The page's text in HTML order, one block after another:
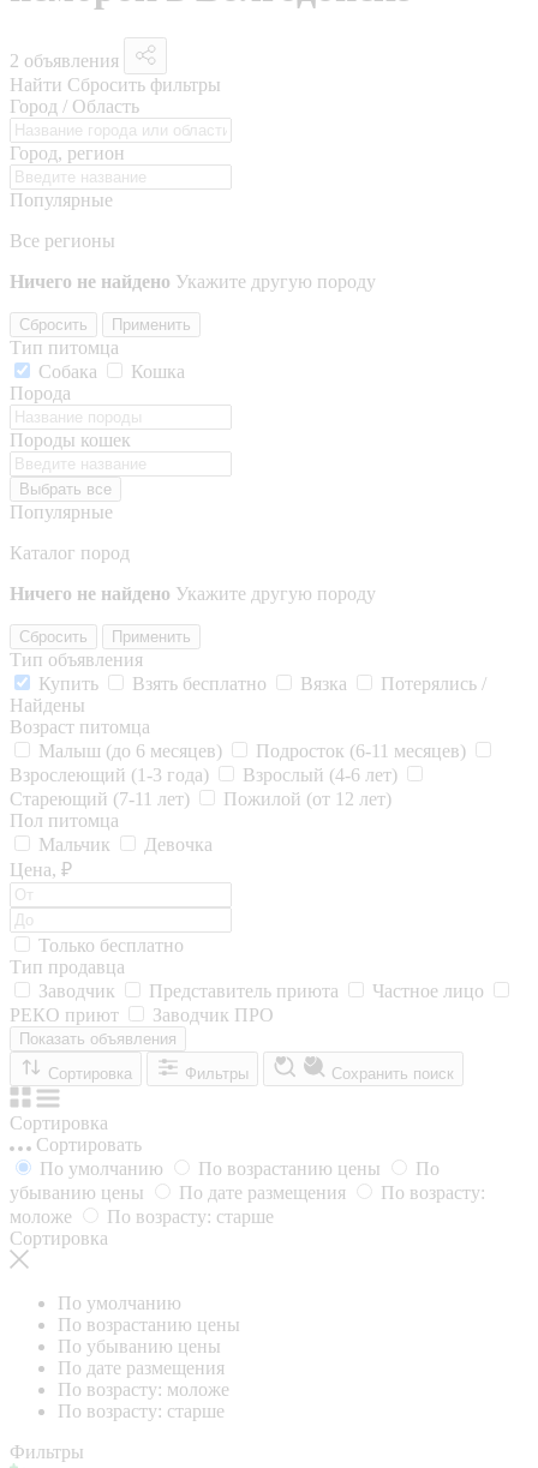
2 объявления
Найти Сбросить фильтры
Город / Область
Город, регион
Популярные
Все регионы
Ничего не найдено Укажите другую породу
Сбросить Применить
Тип питомца
Собака
Кошка
Порода
Породы кошек
Выбрать все
Популярные
Каталог пород
Ничего не найдено Укажите другую породу
Сбросить Применить
Тип объявления
Купить
Взять бесплатно Вязка
Потерялись /
Найдены
Возраст питомца
Малыш (до 6 месяцев)
Подросток (6-11 месяцев)
Взрослеющий (1-3 года)
Взрослый (4-6 лет)
Стареющий (7-11 лет)
Пожилой (от 12 лет)
Пол питомца
Мальчик
Девочка
Цена, ₽
Только бесплатно
Тип продавца
Заводчик
Представитель приюта
Частное лицо
РЕКО приют
Заводчик ПРО
Показать объявления
Сортировка
Фильтры Сохранить поиск
Сортировка
Сортировать
По умолчанию
По возрастанию цены
По
убыванию цены
По дате размещения
По возрасту:
моложе
По возрасту: старше
Сортировка
По умолчанию
По возрастанию цены
По убыванию цены
По дате размещения
По возрасту: моложе
По возрасту: старше
Фильтры